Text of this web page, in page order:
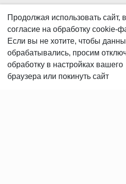
О компании
Сертификаты
Вакансии
Продолжая использовать сайт,
согласие на обработку cookie-
Если вы не хотите, чтобы
обрабатывались, просим
обработку в настройках вашего
браузера или покинуть сайт